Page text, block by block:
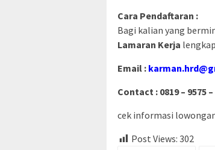
Cara Pendaftaran :
Bagi kalian yang
Lamaran Kerja
Email :
Contact : 0819 – 9575 –
cek informasi
Post Views: 302